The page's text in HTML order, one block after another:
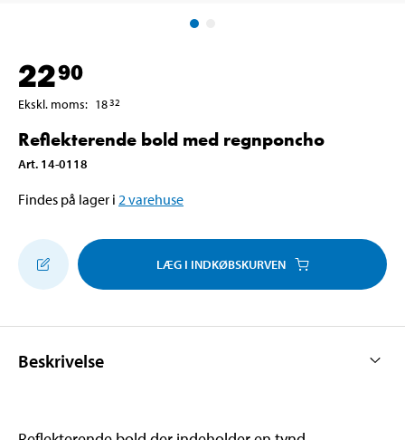
2290
Ekskl. moms: 1832
Reflekterende bold med regnponcho
Art. 14-0118
Findes på lager i 2 varehuse
LÆG I INDKØBSKURVEN
Beskrivelse